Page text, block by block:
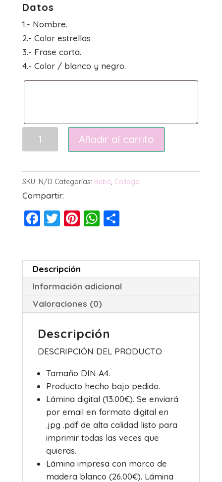
Datos
1.- Nombre.
2.- Color estrellas
3.- Frase corta.
4.- Color / blanco y negro.
Luna
Añadir al carrito
SKU: N/D Categorías: Bebé, Collage
Compartir:
F
e
b
o
o
k
T
er
Pi
e
st
W
s
A
p
p
C
p
ar
tir
Descripción
Información adicional
Valoraciones (0)
Descripción
DESCRIPCIÓN DEL PRODUCTO
Tamaño DIN A4.
Producto hecho bajo pedido.
Lámina digital (13.00€). Se enviará
por email en formato digital en
.jpg .pdf de alta calidad listo para
imprimir todas las veces que
quieras.
Lámina impresa con marco de
madera blanco (26.00€). Lámina